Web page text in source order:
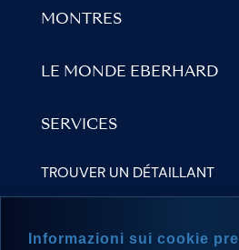
MONTRES
LE MONDE EBERHARD
SERVICES
TROUVER UN DÉTAILLANT
Informazioni sui cookie